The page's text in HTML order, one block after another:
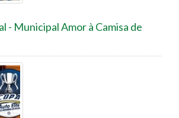
- Municipal Amor à Camisa de